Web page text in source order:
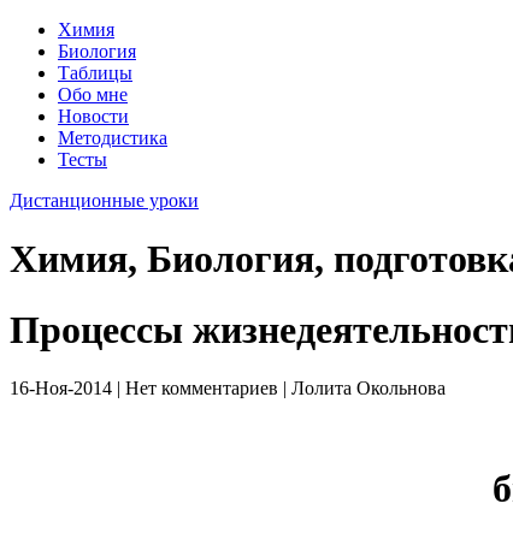
Химия
Биология
Таблицы
Обо мне
Новости
Методистика
Тесты
Дистанционные уроки
Химия, Биология,
Процессы
16-Ноя-2014 | Нет комментариев | Лолита Окольнова